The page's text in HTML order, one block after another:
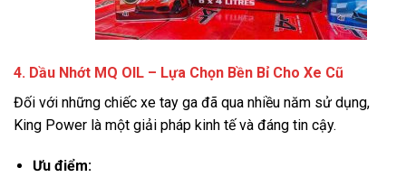
4. Dầu Nhớt MQ OIL – Lựa Chọn Bền Bỉ Cho Xe Cũ
Đối với những chiếc xe tay ga đã qua nhiều năm sử dụng,
King Power là một giải pháp kinh tế và đáng tin cậy.
Ưu điểm: